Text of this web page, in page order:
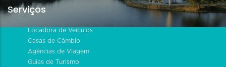
Serviços
Locadora de Veículos
Casas de Câmbio
Agências de Viagem
Guias de Turismo